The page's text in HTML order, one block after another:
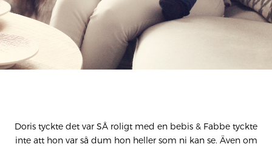
Doris tyckte det var SÅ roligt med en bebis & Fabbe tyckte
inte att hon var så dum hon heller som ni kan se. Även om